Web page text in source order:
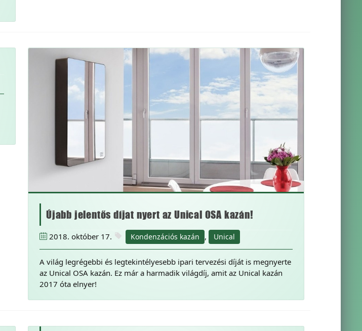
Újabb jelentős díjat nyert az Unical OSA kazán!
2018. október 17. Kondenzációs kazán , Unical
A világ legrégebbi és legtekintélyesebb ipari tervezési díját is megnyerte
az Unical OSA kazán. Ez már a harmadik világdíj, amit az Unical kazán
2017 óta elnyer!